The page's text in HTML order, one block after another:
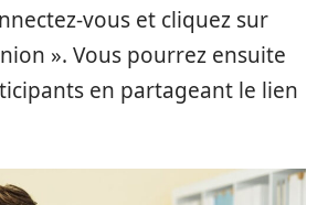
vous et cliquez sur
». Vous pourrez ensuite
en partageant le lien